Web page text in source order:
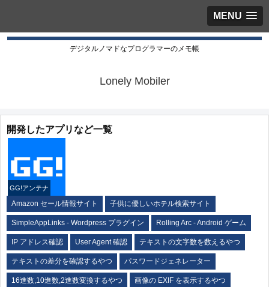
MENU
デジタルノマドなプログラマーのメモ帳
Lonely Mobiler
開発したアプリなど一覧
GG!アンテナ
Amazon セール情報サイト 子供に優しいホテル検索サイト
SimpleAppLinks - Wordpress プラグイン Rolling Arc - Android ゲーム
IP アドレス確認 User Agent 確認 テキストの文字数を数えるやつ
テキストの差分を確認するやつ パスワードジェネレーター
16進数,10進数,2進数変換するやつ 画像の EXIF を表示するやつ